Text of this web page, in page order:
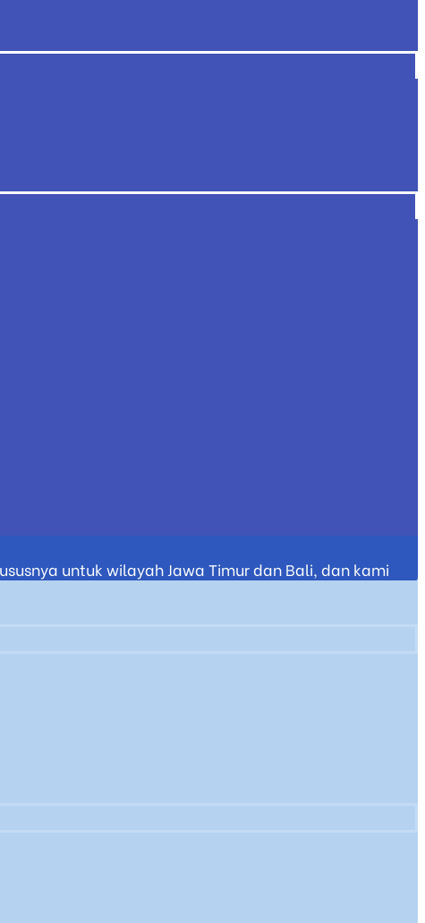
untuk wilayah Jawa Timur dan Bali, dan kami